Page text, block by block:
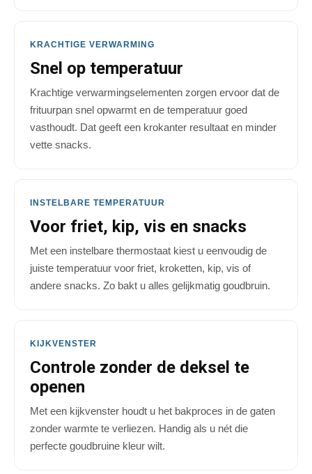
KRACHTIGE VERWARMING
Snel op temperatuur
Krachtige verwarmingselementen zorgen ervoor dat de
frituurpan snel opwarmt en de temperatuur goed
vasthoudt. Dat geeft een krokanter resultaat en minder
vette snacks.
INSTELBARE TEMPERATUUR
Voor friet, kip, vis en snacks
Met een instelbare thermostaat kiest u eenvoudig de
juiste temperatuur voor friet, kroketten, kip, vis of
andere snacks. Zo bakt u alles gelijkmatig goudbruin.
KIJKVENSTER
Controle zonder de deksel te
openen
Met een kijkvenster houdt u het bakproces in de gaten
zonder warmte te verliezen. Handig als u nét die
perfecte goudbruine kleur wilt.